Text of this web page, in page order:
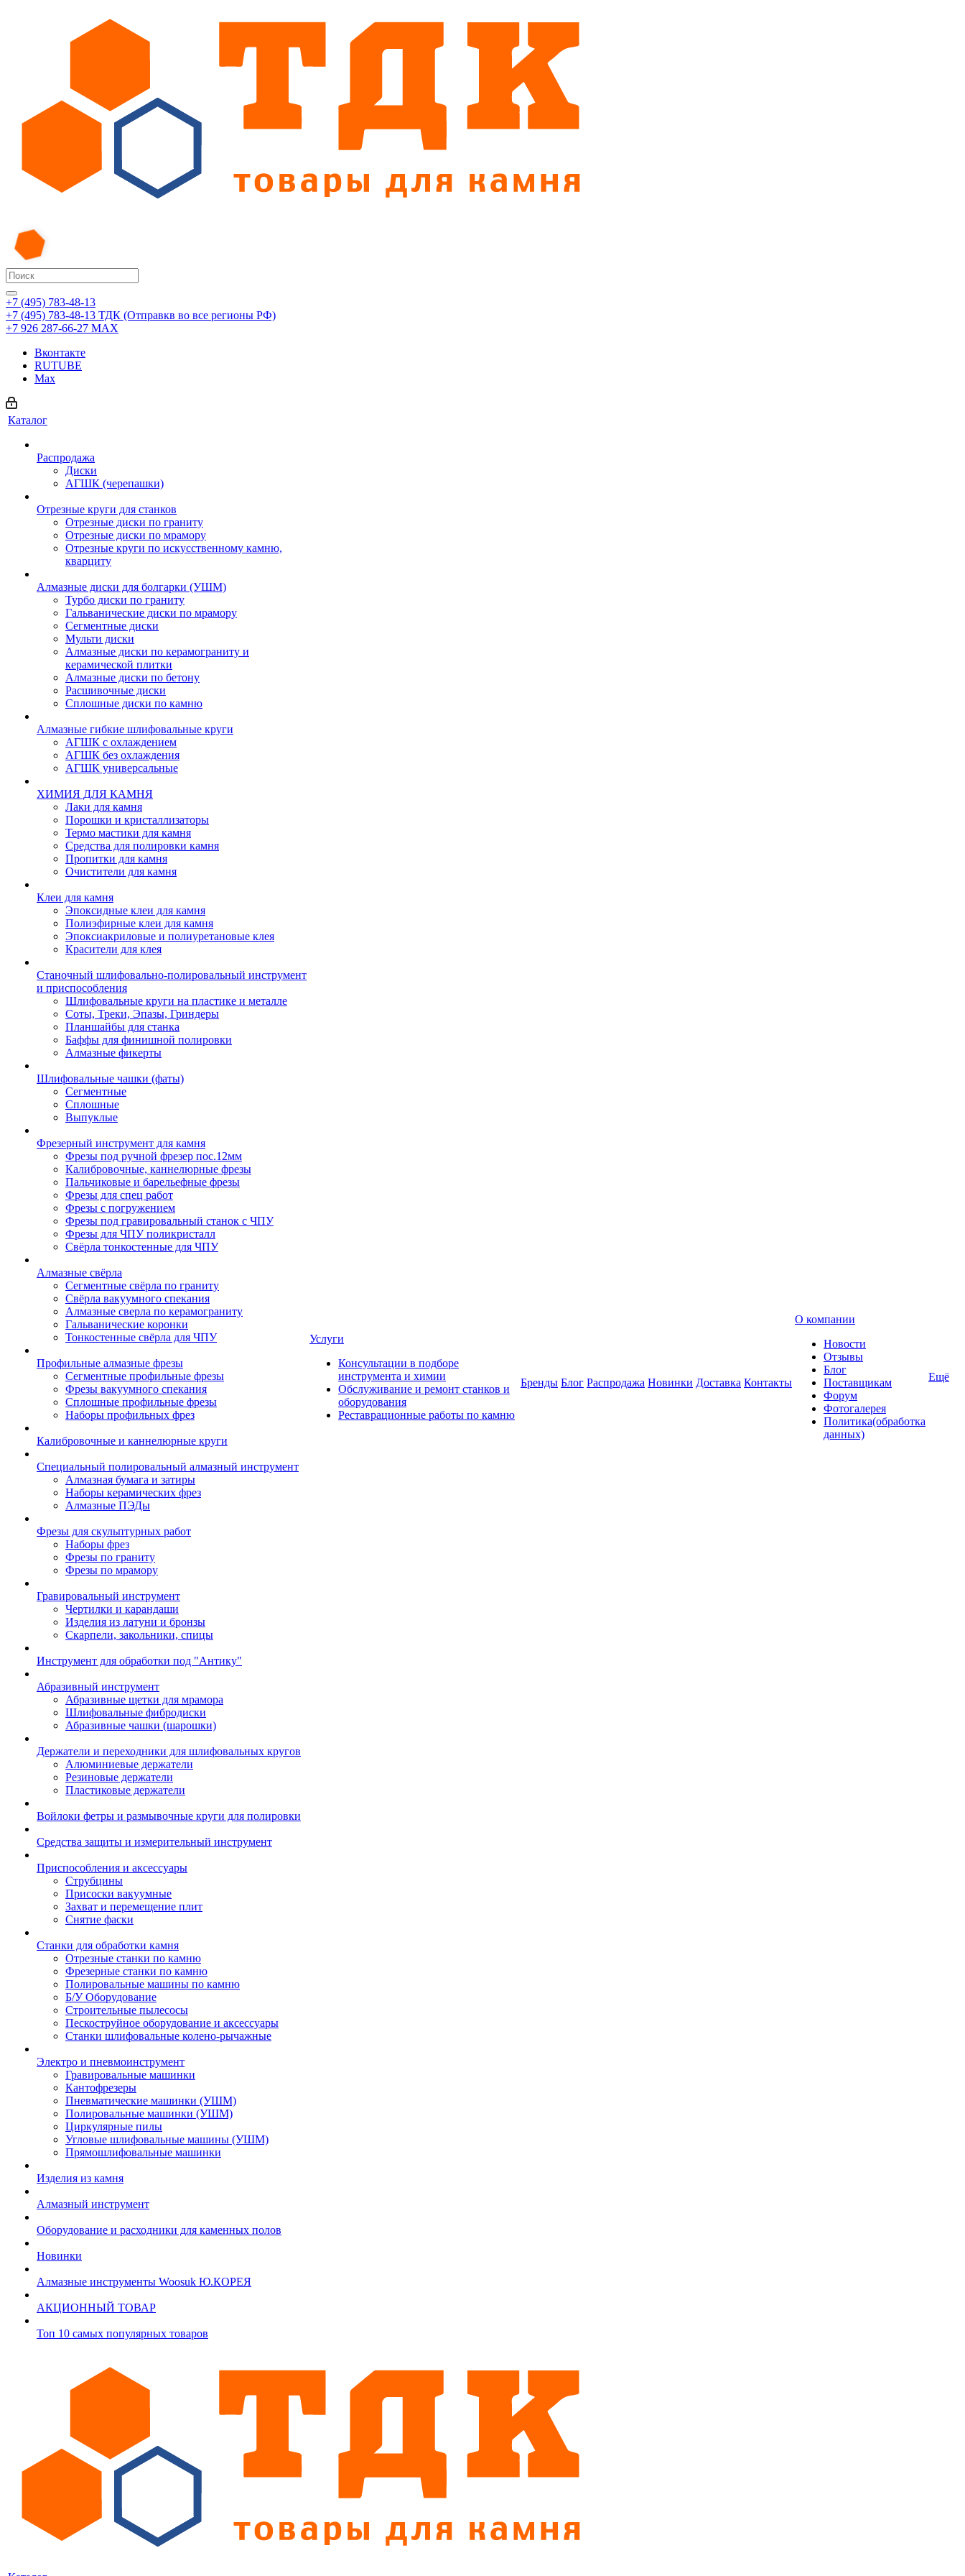
+7 (495) 783-48-13
+7 (495) 783-48-13 ТДК (Отправкв во все регионы РФ)
+7 926 287-66-27 МАХ
Вконтакте
RUTUBE
Max
Каталог
Распродажа
Диски
АГШК (черепашки)
Отрезные круги для станков
Отрезные диски по граниту
Отрезные диски по мрамору
Отрезные круги по искусственному камню,
кварциту
Алмазные диски для болгарки (УШМ)
Турбо диски по граниту
Гальванические диски по мрамору
Сегментные диски
Мульти диски
Алмазные диски по керамограниту и
керамической плитки
Алмазные диски по бетону
Расшивочные диски
Сплошные диски по камню
Алмазные гибкие шлифовальные круги
АГШК с охлаждением
АГШК без охлаждения
АГШК универсальные
ХИМИЯ ДЛЯ КАМНЯ
Лаки для камня
Порошки и кристаллизаторы
Термо мастики для камня
Средства для полировки камня
Пропитки для камня
Очистители для камня
Клеи для камня
Эпоксидные клеи для камня
Полиэфирные клеи для камня
Эпоксиакриловые и полиуретановые клея
Красители для клея
Станочный шлифовально-полировальный инструмент
и приспособления
Шлифовальные круги на пластике и металле
Соты, Треки, Эпазы, Гриндеры
Планшайбы для станка
Баффы для финишной полировки
Алмазные фикерты
Шлифовальные чашки (фаты)
Сегментные
Сплошные
Выпуклые
Фрезерный инструмент для камня
Фрезы под ручной фрезер пос.12мм
Калибровочные, каннелюрные фрезы
Пальчиковые и барельефные фрезы
Фрезы для спец работ
Фрезы с погружением
Фрезы под гравировальный станок с ЧПУ
Фрезы для ЧПУ поликристалл
Свёрла тонкостенные для ЧПУ
Алмазные свёрла
Сегментные свёрла по граниту
Свёрла вакуумного спекания
Алмазные сверла по керамограниту
Гальванические коронки
Тонкостенные свёрла для ЧПУ
Профильные алмазные фрезы
Сегментные профильные фрезы
Фрезы вакуумного спекания
Сплошные профильные фрезы
Наборы профильных фрез
Калибровочные и каннелюрные круги
Специальный полировальный алмазный инструмент
Алмазная бумага и затиры
Наборы керамических фрез
Алмазные ПЭДы
Фрезы для скульптурных работ
Наборы фрез
Фрезы по граниту
Фрезы по мрамору
Гравировальный инструмент
Чертилки и карандаши
Изделия из латуни и бронзы
Скарпели, закольники, спицы
Инструмент для обработки под "Антику"
Абразивный инструмент
Абразивные щетки для мрамора
Шлифовальные фибродиски
Абразивные чашки (шарошки)
Держатели и переходники для шлифовальных кругов
Алюминиевые держатели
Резиновые держатели
Пластиковые держатели
Войлоки фетры и размывочные круги для полировки
Средства защиты и измерительный инструмент
Приспособления и аксессуары
Струбцины
Присоски вакуумные
Захват и перемещение плит
Снятие фаски
Станки для обработки камня
Отрезные станки по камню
Фрезерные станки по камню
Полировальные машины по камню
Б/У Оборудование
Строительные пылесосы
Пескоструйное оборудование и аксессуары
Станки шлифовальные колено-рычажные
Электро и пневмоинструмент
Гравировальные машинки
Кантофрезеры
Пневматические машинки (УШМ)
Полировальные машинки (УШМ)
Циркулярные пилы
Угловые шлифовальные машины (УШМ)
Прямошлифовальные машинки
Изделия из камня
Алмазный инструмент
Оборудование и расходники для каменных полов
Новинки
Алмазные инструменты Woosuk Ю.КОРЕЯ
АКЦИОННЫЙ ТОВАР
Топ 10 самых популярных товаров
Услуги
Консультации в подборе
инструмента и химии
Обслуживание и ремонт станков и
оборудования
Реставрационные работы по камню
Бренды Блог Распродажа Новинки Доставка Контакты
О компании
Новости
Отзывы
Блог
Поставщикам
Форум
Фотогалерея
Политика(обработка
данных)
Ещё